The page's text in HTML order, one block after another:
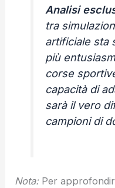
Analisi
tra
artificiale sta
più
corse
capacità di
sarà il vero
campioni di
Nota:Per